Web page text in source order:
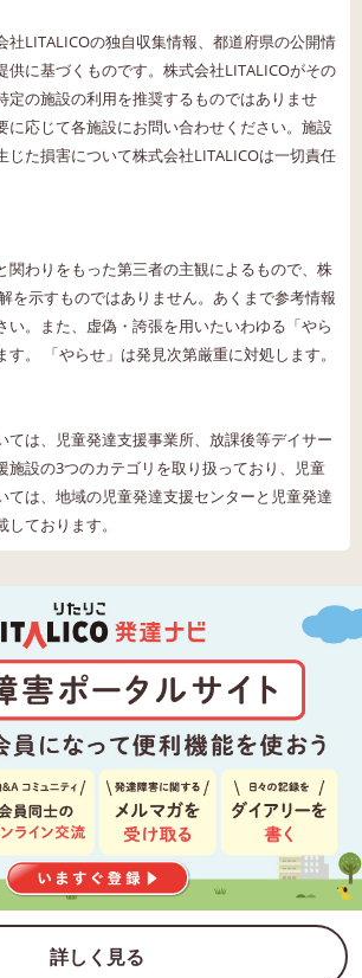
社LITALICOの独自収集情報、都道府県の公開情
供に基づくものです。株式会社LITALICOがその
定の施設の利用を推奨するものではありませ
に応じて各施設にお問い合わせください。施設
じた損害について株式会社LITALICOは一切責任
関わりをもった第三者の主観によるもので、株
を示すものではありません。あくまで参考情報
い。また、虚偽・誇張を用いたいわゆる「やら
。 「やらせ」は発見次第厳重に対処します。
ては、児童発達支援事業所、放課後等デイサー
施設の3つのカテゴリを取り扱っており、児童
ては、地域の児童発達支援センターと児童発達
ております。
詳しく見る